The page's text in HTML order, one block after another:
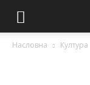
Насловна Култура